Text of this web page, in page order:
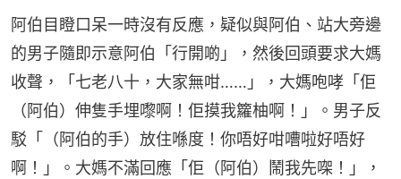
阿伯目瞪口呆一時沒有反應，疑似與阿伯、站大旁邊
的男子隨即示意阿伯「行開啲」，然後回頭要求大媽
收聲，「七老八十，大家無咁……」，大媽咆哮「佢
（阿伯）伸隻手埋嚟啊！佢摸我籮柚啊！」。男子反
駁「（阿伯的手）放住喺度！你唔好咁嘈啦好唔好
啊！」。大媽不滿回應「佢（阿伯）鬧我先㗎！」，